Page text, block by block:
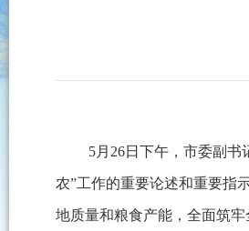
5月26日下午，市委副
农”工作的重要论述和重要指
地质量和粮食产能，全面筑牢